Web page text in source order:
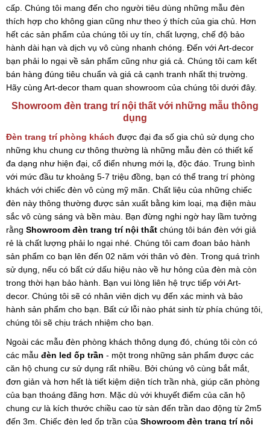
cấp. Chúng tôi mang đến cho người tiêu dùng những mẫu đèn
thích hợp cho không gian cũng như theo ý thích của gia chủ. Hơn
hết các sản phẩm của chúng tôi uy tín, chất lượng, chế độ bảo
hành dài hạn và dịch vụ vô cùng nhanh chóng. Đến với Art-decor
bạn phải lo ngại về sản phẩm cũng như giá cả. Chúng tôi cam kết
bán hàng đúng tiêu chuẩn và giá cả cạnh tranh nhất thị trường.
Hãy cùng Art-decor tham quan showroom của chúng tôi dưới đây.
Showroom đèn trang trí nội thất với những mẫu thông
dụng
Đèn trang trí phòng khách được đại đa số gia chủ sử dụng cho
những khu chung cư thông thường là những mẫu đèn có thiết kế
đa dạng như hiện đại, cổ điển nhưng mới lạ, độc đáo. Trung bình
với mức đầu tư khoảng 5-7 triệu đồng, bạn có thể trang trí phòng
khách với chiếc đèn vô cùng mỹ mãn. Chất liệu của những chiếc
đèn này thông thường được sản xuất bằng kim loại, mạ điện màu
sắc vô cùng sáng và bền màu. Bạn đừng nghi ngờ hay lầm tưởng
rằng Showroom đèn trang trí nội thất chúng tôi bán đèn với giả
rẻ là chất lượng phải lo ngại nhé. Chúng tôi cam đoan bảo hành
sản phẩm co bạn lên đến 02 năm với thân vỏ đèn. Trong quá trình
sử dụng, nếu có bất cứ dấu hiệu nào về hư hỏng của đèn mà còn
trong thời hạn bảo hành. Bạn vui lòng liên hệ trực tiếp với Art-
decor. Chúng tôi sẽ có nhân viên dịch vụ đến xác minh và bảo
hành sản phẩm cho bạn. Bất cứ lỗi nào phát sinh từ phía chúng tôi,
chúng tôi sẽ chịu trách nhiệm cho bạn.
Ngoài các mẫu đèn phòng khách thông dụng đó, chúng tôi còn có
các mẫu đèn led ốp trần - một trong những sản phẩm được các
căn hộ chung cư sử dụng rất nhiều. Bởi chúng vô cùng bắt mắt,
đơn giản và hơn hết là tiết kiệm diện tích trần nhà, giúp căn phòng
của bạn thoáng đãng hơn. Mặc dù với khuyết điểm của căn hộ
chung cư là kích thước chiều cao từ sàn đến trần dao động từ 2m5
đến 3m. Chiếc đèn led ốp trần của Showroom đèn trang trí nội